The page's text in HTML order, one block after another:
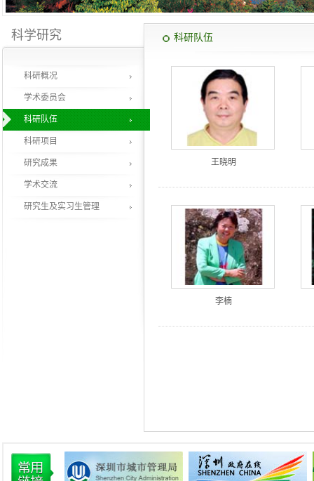
科研队伍
王晓明
李楠
科学研究
科研概况
学术委员会
科研队伍
科研项目
研究成果
学术交流
研究生及实习生管理